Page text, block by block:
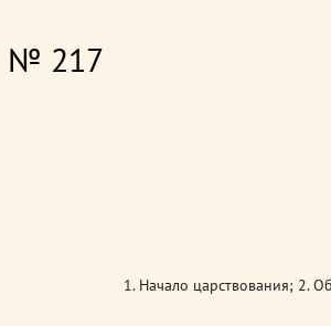
next№ 217
1. Начало царствования; 2.